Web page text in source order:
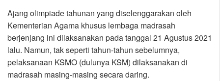
Ajang olimpiade tahunan yang diselenggarakan oleh
Kementerian Agama khusus lembaga madrasah
berjenjang ini dilaksanakan pada tanggal 21 Agustus 2021
lalu. Namun, tak seperti tahun-tahun sebelumnya,
pelaksanaan KSMO (dulunya KSM) dilaksanakan di
madrasah masing-masing secara daring.